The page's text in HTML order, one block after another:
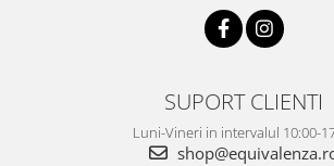
SUPORT CLIENTI
Luni-Vineri in intervalul 10:00-